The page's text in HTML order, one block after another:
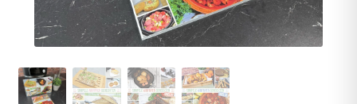
uitvouwen
Outlet